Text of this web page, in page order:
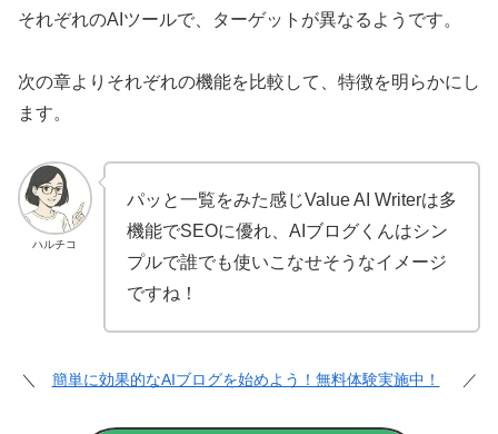
それぞれのAIツールで、ターゲットが異なるようです。
次の章よりそれぞれの機能を比較して、特徴を明らかにし
ます。
ハルチコ
パッと一覧をみた感じValue AI Writerは多
機能でSEOに優れ、AIブログくんはシン
プルで誰でも使いこなせそうなイメージ
ですね！
＼ 簡単に効果的なAIブログを始めよう！無料体験実施中！ ／